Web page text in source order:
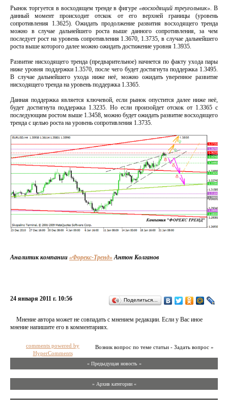
Рынок торгуется в восходящем тренде в фигуре«восходящий треугольник» . В
данный момент происходит отскок от его верхней границы (уровень
сопротивления 1.3625). Ожидать продолжение развития восходящего тренда
можно в случае дальнейшего роста выше данного сопротивления, за чем
последует рост на уровень сопротивления 1.3670, 1.3735, в случае дальнейшего
роста выше которого далее можно ожидать достижение уровня 1.3935.
Развитие нисходящего тренда (предварительное) начнется по факту ухода пары
ниже уровня поддержки 1.3570, после чего будет достигнута поддержка 1.3495.
В случае дальнейшего ухода ниже неё, можно ожидать уверенное развитие
нисходящего тренда на уровень поддержка 1.3365.
Данная поддержка является ключевой, если рынок опустится далее ниже неё,
будет достигнута поддержка 1.3235. Но если произойдет отскок от 1.3365 с
последующим ростом выше 1.3458, можно будет ожидать развитие восходящего
тренда с целью роста на уровень сопротивления 1.3735.
Аналитик компании «Форекс-Тренд» Антон Колганов
24 января 2011 г. 10:56 Поделиться…
Мнение автора может не совпадать с мнением редакции. Если у Вас иное
мнение напишите его в комментариях.
Возник вопрос по теме статьи - Задать вопрос »
comments powered by
HyperComments
« Предыдущая новость «
» Архив категории «